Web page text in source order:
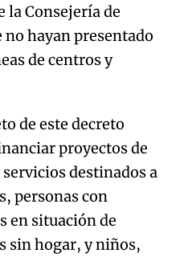
la Consejería de
no hayan presentado
de centros y
de este decreto
proyectos de
destinados a
personas con
en situación de
sin hogar, y niños,